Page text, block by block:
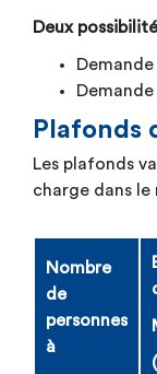
Deux
Plafonds
Les plafonds
charge dans le
Nombre
de
personnes
à